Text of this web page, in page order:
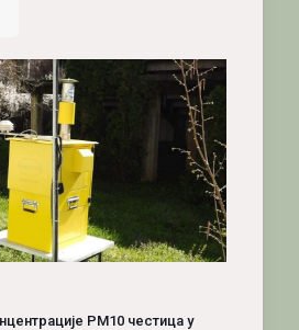
PM10 честица у